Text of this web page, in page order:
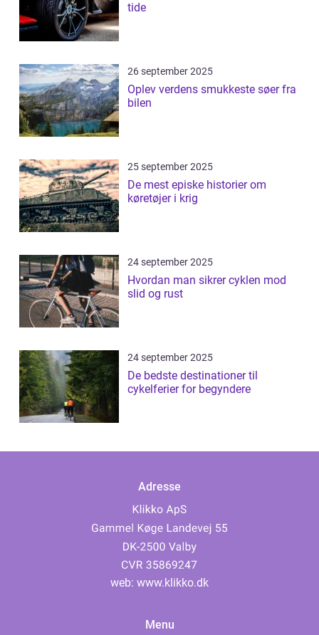
tide
26 september 2025
Oplev verdens smukkeste søer fra
bilen
25 september 2025
De mest episke historier om
køretøjer i krig
24 september 2025
Hvordan man sikrer cyklen mod
slid og rust
24 september 2025
De bedste destinationer til
cykelferier for begyndere
Adresse
web: www.klikko.dk
Menu